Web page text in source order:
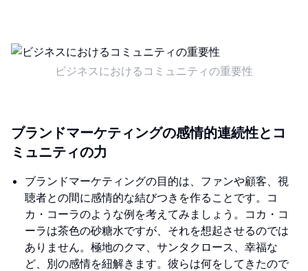
ビジネスにおけるコミュニティの重要性
ブランドマーケティングの感情的連続性とコ
ミュニティの力
ブランドマーケティングの目的は、ファンや顧客、視
聴者との間に感情的な結びつきを作ることです。コ
カ・コーラのような例を考えてみましょう。コカ・コ
ーラは茶色の砂糖水ですが、それを想起させるのでは
ありません。極地のクマ、サンタクロース、幸福な
ど、別の感情を紐解きます。彼らは何をしてきたので